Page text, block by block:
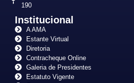
190
Institucional
A AMA
Estante Virtual
Diretoria
Contracheque Online
Galeria de Presidentes
Estatuto Vigente